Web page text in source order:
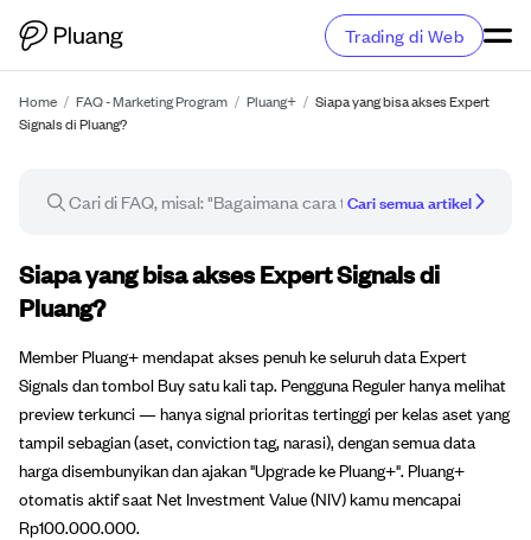
Trading di Web
Home / FAQ - Marketing Program / Pluang+ / Siapa yang bisa akses Expert
Signals di Pluang?
Cari semua artikel
Artikel FAQ
Siapa yang bisa akses Expert Signals di
Pluang?
Member Pluang+ mendapat akses penuh ke seluruh data Expert
Signals dan tombol Buy satu kali tap. Pengguna Reguler hanya melihat
preview terkunci — hanya signal prioritas tertinggi per kelas aset yang
tampil sebagian (aset, conviction tag, narasi), dengan semua data
harga disembunyikan dan ajakan "Upgrade ke Pluang+". Pluang+
otomatis aktif saat Net Investment Value (NIV) kamu mencapai
Rp100.000.000.